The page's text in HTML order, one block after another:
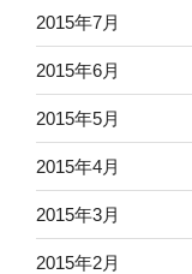
2015年7月
2015年6月
2015年5月
2015年4月
2015年3月
2015年2月